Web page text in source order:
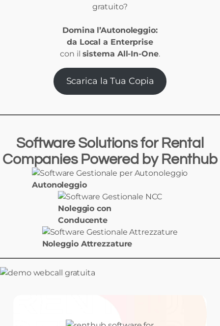
gratuito?
Domina l’Autonoleggio:
da Local a Enterprise
con il sistema All-In-One.
Scarica la Tua Copia
Software Solutionsfor Rental
Companies Powered by Renthub
Autonoleggio
Noleggio con
Conducente
Noleggio Attrezzature